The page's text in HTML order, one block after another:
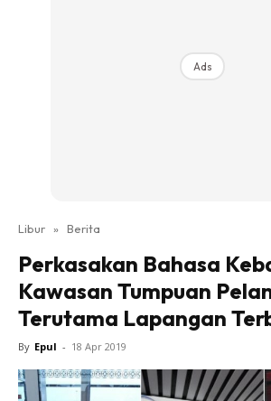
Ads
Libur » Berita
Perkasakan Bahasa
Kawasan Tumpuan
Terutama Lapangan
By Epul - 18 Apr 2019